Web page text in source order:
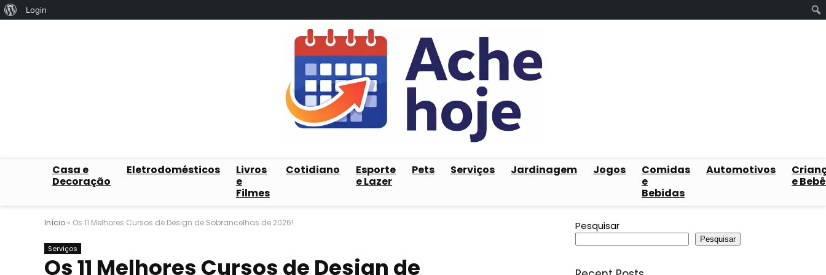
Sobre
Login
Casa e
Decoração
Eletrodomésticos
Livros
e
Filmes
Cotidiano
Esporte
e Lazer
Pets Serviços Jardinagem Jogos
Comidas
e
Bebidas
Automotivos
e
Início » Os 11 Melhores Cursos de Design de Sobrancelhas de 2026!
Serviços
Os 11 Melhores Cursos de Design de
Pesquisar
Pesquisar